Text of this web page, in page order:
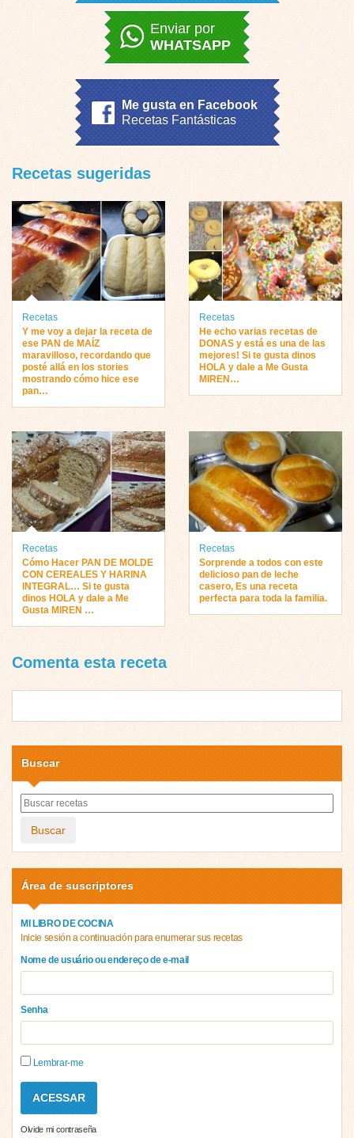
Enviar por
WHATSAPP
Me gusta en Facebook
Recetas Fantásticas
Recetas sugeridas
Recetas
Y me voy a dejar la receta de
ese PAN de MAÍZ
maravilloso, recordando que
posté allá en los stories
mostrando cómo hice ese
pan…
Recetas
He echo varias recetas de
DONAS y está es una de las
mejores! Si te gusta dinos
HOLA y dale a Me Gusta
MIREN…
Recetas
Cómo Hacer PAN DE MOLDE
CON CEREALES Y HARINA
INTEGRAL… Si te gusta
dinos HOLA y dale a Me
Gusta MIREN …
Recetas
Sorprende a todos con este
delicioso pan de leche
casero, Es una receta
perfecta para toda la familia.
Comenta esta receta
Buscar
Buscar
Área de suscriptores
MI LIBRO DE COCINA
Inicie sesión a continuación para enumerar sus recetas
Nome de usuário ou endereço de e-mail
Senha
Lembrar-me
Olvide mi contraseña